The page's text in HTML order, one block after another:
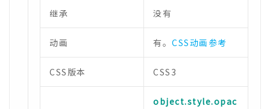
继承 没有
动画 有。 CSS动画参考
CSS版本 CSS3
object.style.opac